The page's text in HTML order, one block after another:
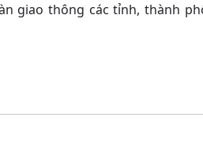
giao thông các tỉnh, thành